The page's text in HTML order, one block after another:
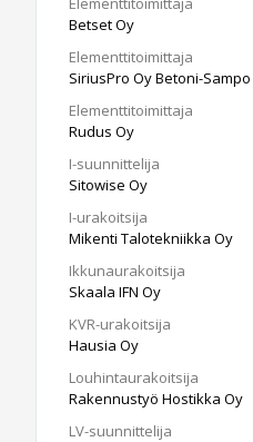
Betset Oy
Elementtitoimittaja
SiriusPro Oy Betoni-Sampo
Elementtitoimittaja
Rudus Oy
I-suunnittelija
Sitowise Oy
I-urakoitsija
Mikenti Talotekniikka Oy
Ikkunaurakoitsija
Skaala IFN Oy
KVR-urakoitsija
Hausia Oy
Louhintaurakoitsija
Rakennustyö Hostikka Oy
LV-suunnittelija